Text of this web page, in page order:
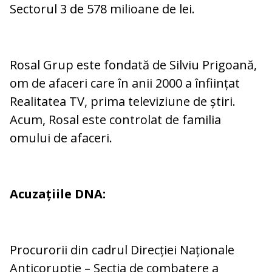
Sectorul 3 de 578 milioane de lei.
Rosal Grup este fondată de Silviu Prigoană,
om de afaceri care în anii 2000 a înființat
Realitatea TV, prima televiziune de știri.
Acum, Rosal este controlat de familia
omului de afaceri.
Acuzațiile DNA:
Procurorii din cadrul Direcției Naționale
Anticorupție – Secția de combatere a